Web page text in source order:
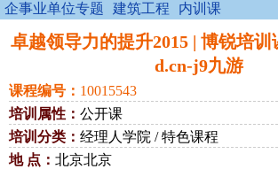
企事业单位专题
建筑工程 内训课
卓越领导力的提升2015 | 博锐培
d.cn-j9九游
课程编号： 10015543
培训属性： 公开课
培训分类： 经理人学院 / 特色课程
地 点： 北京北京